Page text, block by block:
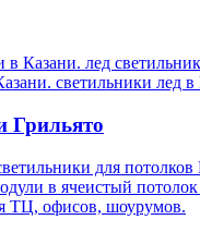
в Казани. лед
светильники лед в
Грильято
для потолков
в ячеистый
ТЦ, офисов, шоурумов.